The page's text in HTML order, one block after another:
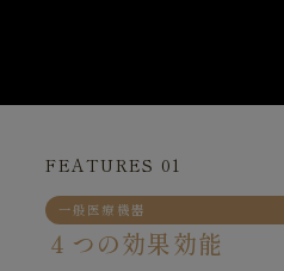
FEATURES 01
一般医療機器
４つの効果効能